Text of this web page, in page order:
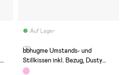
Auf Lager
(0)
bbhugme Umstands- und
Stillkissen inkl. Bezug, Dusty
Pink/Eucalyptus